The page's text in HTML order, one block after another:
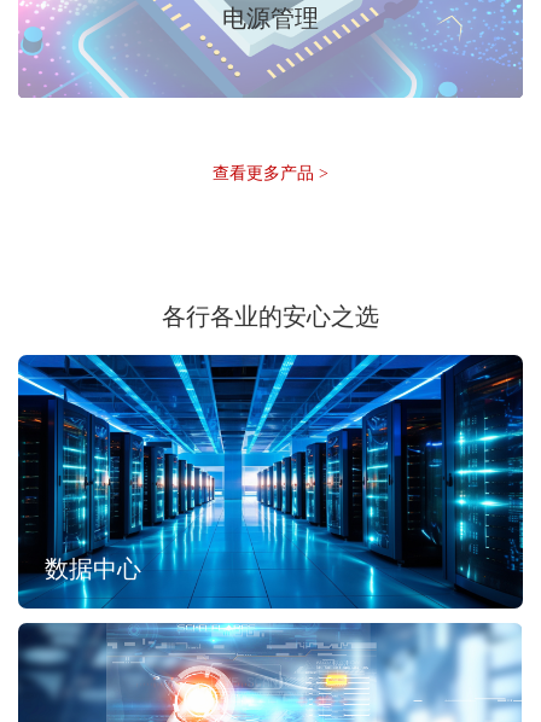
电源管理
查看更多产品 >
各行各业的安心之选
数据中心